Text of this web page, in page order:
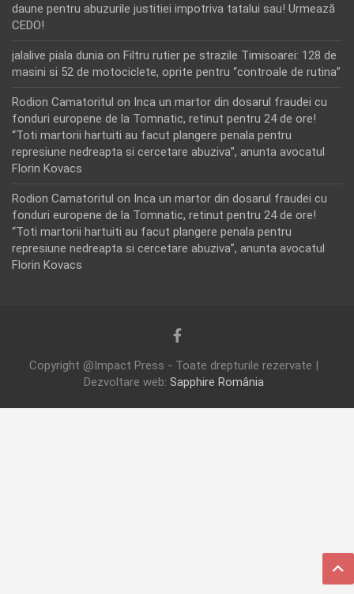
daune pentru abuzurile justitiei impotriva tatalui sau! Urmează
CEDO!
jalalive piala dunia on Filtru rutier pe strazile Timisoarei: 128 de
masini si 52 de motociclete, oprite pentru “controale de rutina”
Rodion Camatoritul on Inca un martor din dosarul fraudei cu
fonduri europene de la Tomnatic, retinut pentru 24 de ore!
“Toti martorii hartuiti au facut plangere penala pentru
represiune nedreapta si cercetare abuziva”, anunta avocatul
Florin Kovacs
Rodion Camatoritul on Inca un martor din dosarul fraudei cu
fonduri europene de la Tomnatic, retinut pentru 24 de ore!
“Toti martorii hartuiti au facut plangere penala pentru
represiune nedreapta si cercetare abuziva”, anunta avocatul
Florin Kovacs
Copyright @Impact Press - Toate drepturile rezervate |
Dezvoltare web: Sapphire România